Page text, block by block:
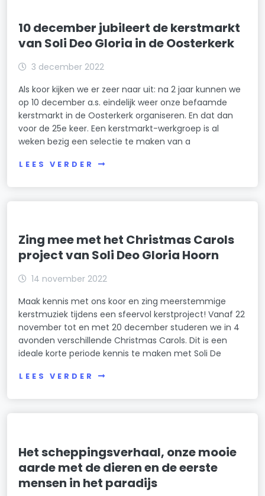
10 december jubileert de kerstmarkt
van Soli Deo Gloria in de Oosterkerk
3 december 2022
Als koor kijken we er zeer naar uit: na 2 jaar kunnen we
op 10 december a.s. eindelijk weer onze befaamde
kerstmarkt in de Oosterkerk organiseren. En dat dan
voor de 25e keer. Een kerstmarkt-werkgroep is al
weken bezig een selectie te maken van a
LEES VERDER
Zing mee met het Christmas Carols
project van Soli Deo Gloria Hoorn
14 november 2022
Maak kennis met ons koor en zing meerstemmige
kerstmuziek tijdens een sfeervol kerstproject! Vanaf 22
november tot en met 20 december studeren we in 4
avonden verschillende Christmas Carols. Dit is een
ideale korte periode kennis te maken met Soli De
LEES VERDER
Het scheppingsverhaal, onze mooie
aarde met de dieren en de eerste
mensen in het paradijs